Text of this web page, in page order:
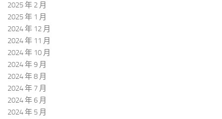
2025 年 2 月
2025 年 1 月
2024 年 12 月
2024 年 11 月
2024 年 10 月
2024 年 9 月
2024 年 8 月
2024 年 7 月
2024 年 6 月
2024 年 5 月